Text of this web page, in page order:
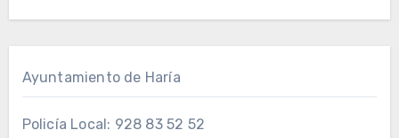
Ayuntamiento de Haría
Policía Local: 928 83 52 52